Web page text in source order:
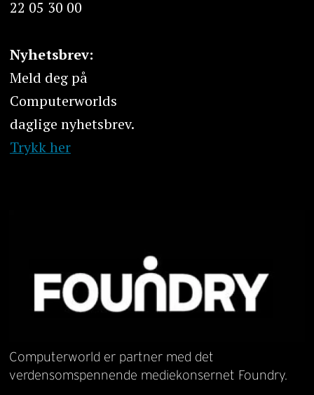
22 05 30 00
Nyhetsbrev:
Meld deg på
Computerworlds
daglige nyhetsbrev.
Trykk her
Computerworld er partner med det
verdensomspennende mediekonsernet Foundry.